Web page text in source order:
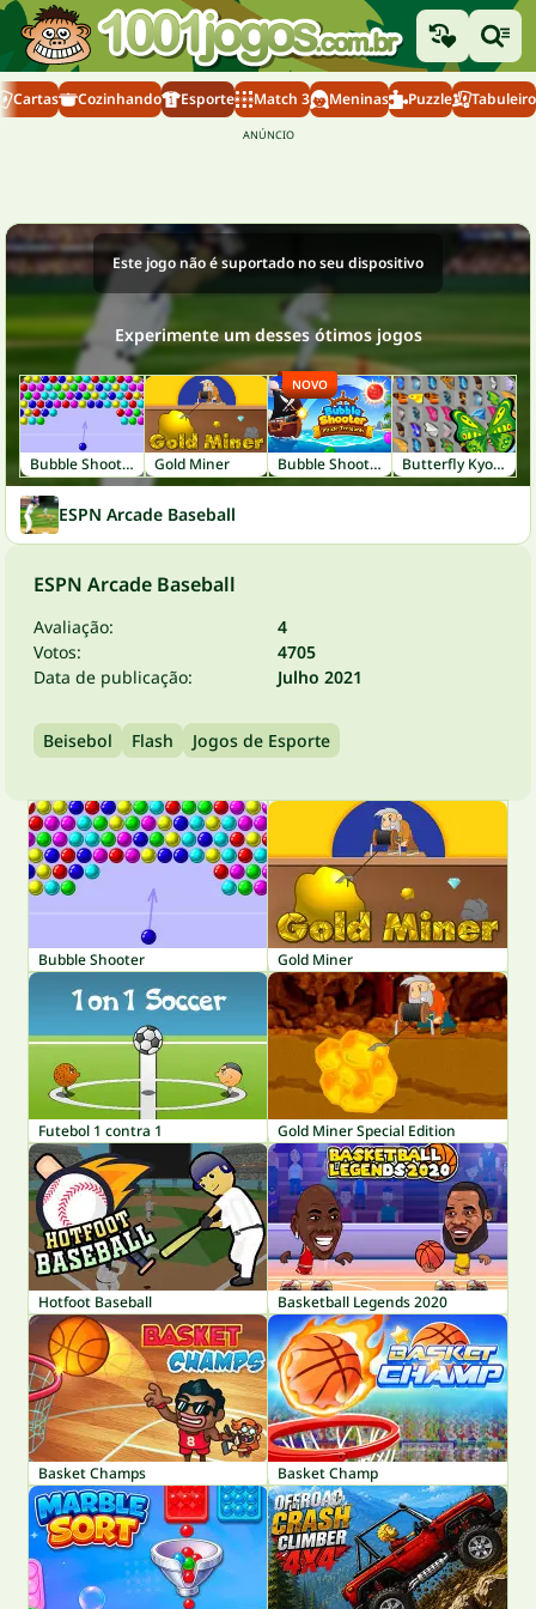
Cartas Cozinhando Esporte Match 3 Meninas Puzzle Tabuleiro
Este jogo não é suportado no seu dispositivo
Experimente um desses ótimos jogos
Bubble Shooter Gold Miner Bubble Shooter: Pirate Treasures
NOVO
Butterfly Kyodai
ESPN Arcade Baseball
ESPN Arcade Baseball
Avaliação:
4
Votos:
4705
Data de publicação:
Julho 2021
Beisebol Flash Jogos de Esporte
Bubble Shooter Gold Miner
Futebol 1 contra 1 Gold Miner Special Edition
Hotfoot Baseball Basketball Legends 2020
Basket Champs Basket Champ